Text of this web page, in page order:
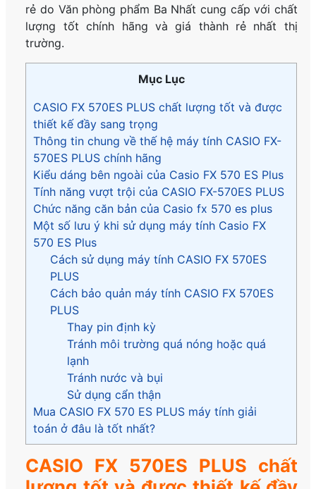
rẻ do Văn phòng phẩm Ba Nhất cung cấp với chất
lượng tốt chính hãng và giá thành rẻ nhất thị
trường.
Mục Lục
CASIO FX 570ES PLUS chất lượng tốt và được
thiết kế đầy sang trọng
Thông tin chung về thế hệ máy tính CASIO FX-
570ES PLUS chính hãng
Kiểu dáng bên ngoài của Casio FX 570 ES Plus
Tính năng vượt trội của CASIO FX-570ES PLUS
Chức năng căn bản của Casio fx 570 es plus
Một số lưu ý khi sử dụng máy tính Casio FX
570 ES Plus
Cách sử dụng máy tính CASIO FX 570ES
PLUS
Cách bảo quản máy tính CASIO FX 570ES
PLUS
Thay pin định kỳ
Tránh môi trường quá nóng hoặc quá
lạnh
Tránh nước và bụi
Sử dụng cẩn thận
Mua CASIO FX 570 ES PLUS máy tính giải
toán ở đâu là tốt nhất?
CASIO FX 570ES PLUS chất